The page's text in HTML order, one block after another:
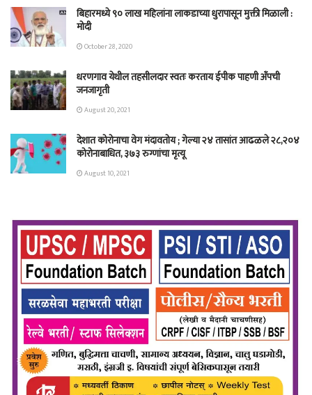
बिहारमध्ये ९० लाख महिलांना लाकडाच्या धुरापासून मुक्ती मिळाली :
मोदी
October 28, 2020
धरणगाव येथील तहसीलदार स्वतः करताय ईपीक पाहणी अँपची
जनजागृती
August 20, 2021
देशात कोरोनाचा वेग मंदावतोय ; गेल्या २४ तासांत आढळले २८,२०४
कोरोनाबाधित, ३७३ रुग्णांचा मृत्यू
August 10, 2021